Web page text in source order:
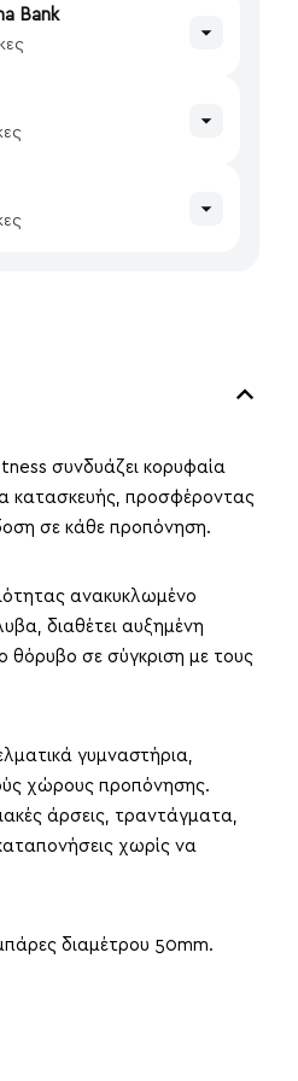
Bank
συνδυάζει κορυφαία
κατασκευής, προσφέροντας
σε κάθε προπόνηση.
ανακυκλωμένο
διαθέτει αυξημένη
θόρυβο σε σύγκριση με τους
γυμναστήρια,
χώρους προπόνησης.
άρσεις, τραντάγματα,
χωρίς να
διαμέτρου 50mm.